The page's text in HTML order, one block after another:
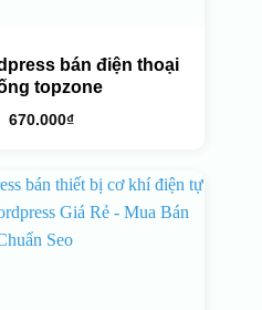
bán điện thoại
topzone
670.000₫